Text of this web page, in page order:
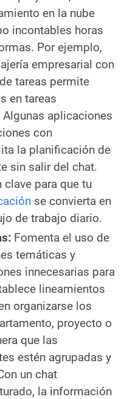
en la nube
incontables horas
Por ejemplo,
empresarial con
tareas permite
en tareas
aplicaciones
con
la planificación de
sin salir del chat.
para que tu
se convierta en
de trabajo diario.
Fomenta el uso de
temáticas y
innecesarias para
lineamientos
organizarse los
proyecto o
que las
estén agrupadas y
un chat
la información